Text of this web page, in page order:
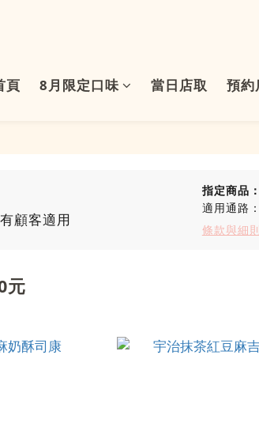
頁 8月限定口味 當日店取 預約
顧客適用
指定商品
適用通路：
條款與細則
元